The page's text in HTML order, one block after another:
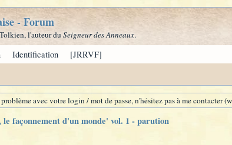
- Forum
l'auteur du Seigneur des Anneaux.
Identification [JRRVF]
avec votre login / mot de passe, n'hésitez pas à me contacter
le façonnement d'un monde' vol. 1 - parution